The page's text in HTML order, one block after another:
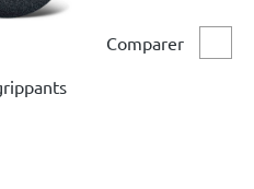
Comparer